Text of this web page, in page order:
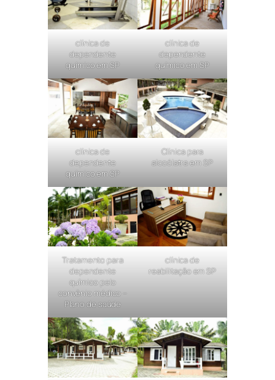
clínica de
dependente
químico em SP
clínica de
dependente
químico em SP
clínica de
dependente
químico em SP
Clínica para
alcoólatra em SP
Tratamento para
dependente
químico pelo
convênio médico –
Plano de saúde
clínica de
reabilitação em SP